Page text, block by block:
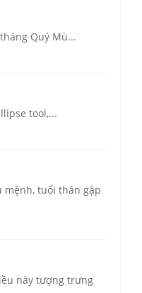
Quý Mù...
tool,...
mệnh, tuổi thân gặp
này tượng trưng